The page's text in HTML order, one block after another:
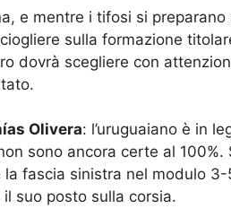
e mentre i tifosi si
sulla formazione
dovrà scegliere con
Olivera: l’uruguaiano è in
sono ancora certe al 100%.
fascia sinistra nel modulo
suo posto sulla corsia.